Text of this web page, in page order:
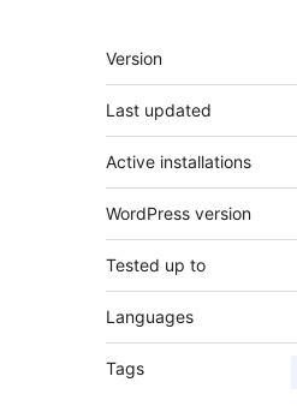
Meta
Version
Last updated
Active installations
WordPress version
Tested up to
Languages
Tags